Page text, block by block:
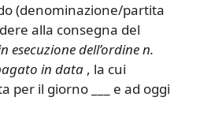
(denominazione/partita
alla consegna del
esecuzione dell’ordine n.
in data , la cui
per il giorno ___ e ad oggi